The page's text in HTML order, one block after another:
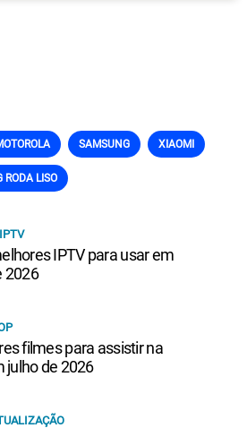
SAMSUNG XIAOMI
RODA LISO
IPTV para usar em
2026
filmes para assistir na
julho de 2026